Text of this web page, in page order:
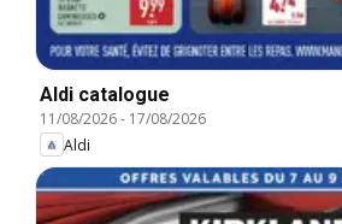
Aldi catalogue
11/08/2026- 17/08/2026
Aldi